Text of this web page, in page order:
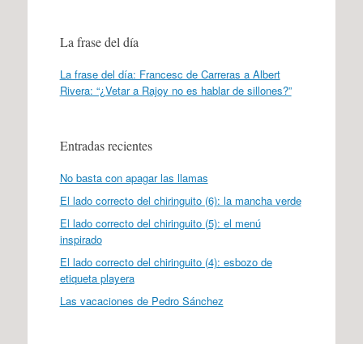
La frase del día
La frase del día: Francesc de Carreras a Albert
Rivera: “¿Vetar a Rajoy no es hablar de sillones?”
Entradas recientes
No basta con apagar las llamas
El lado correcto del chiringuito (6): la mancha verde
El lado correcto del chiringuito (5): el menú
inspirado
El lado correcto del chiringuito (4): esbozo de
etiqueta playera
Las vacaciones de Pedro Sánchez